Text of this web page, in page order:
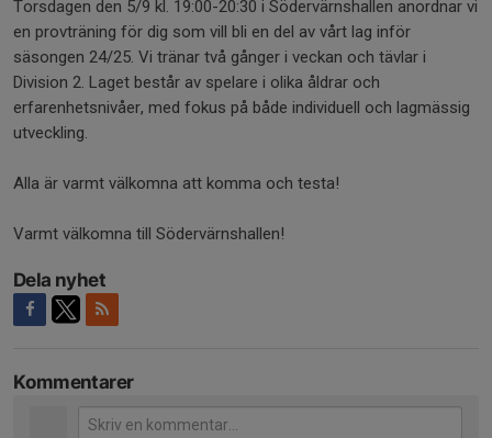
Torsdagen den 5/9 kl. 19:00-20:30 i Södervärnshallen anordnar vi
en provträning för dig som vill bli en del av vårt lag inför
säsongen 24/25. Vi tränar två gånger i veckan och tävlar i
Division 2. Laget består av spelare i olika åldrar och
erfarenhetsnivåer, med fokus på både individuell och lagmässig
utveckling.
Alla är varmt välkomna att komma och testa!
Varmt välkomna till Södervärnshallen!
Dela nyhet
Kommentarer